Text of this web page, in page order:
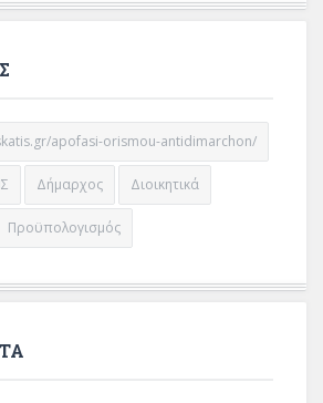
apofasi-orismou-antidimarchon/
Δήμαρχος Διοικητικά
Προϋπολογισμός